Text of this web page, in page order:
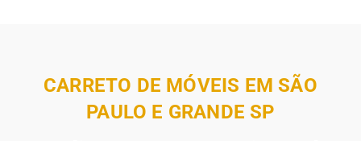
CARRETO DE MÓVEIS EM SÃO
PAULO E GRANDE SP